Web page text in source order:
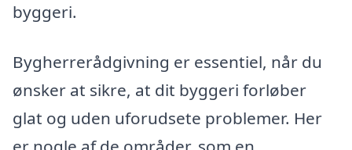
byggeri.
Bygherrerådgivning er essentiel, når du
ønsker at sikre, at dit byggeri forløber
glat og uden uforudsete problemer. Her